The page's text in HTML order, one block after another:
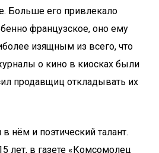
Больше его привлекало
французское, оно ему
изящным из всего, что
о кино в киосках были
продавщиц откладывать их
нём и поэтический талант.
лет, в газете «Комсомолец